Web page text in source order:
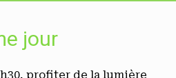
jour
profiter de la lumière